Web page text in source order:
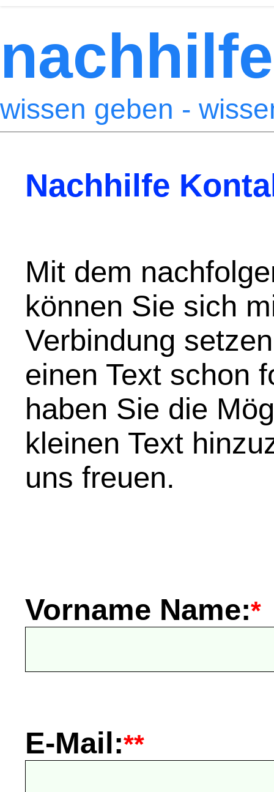
wissen geben -
Nachhilfe
Mit dem
können Sie sich
Verbindung
einen Text schon
haben Sie die
kleinen Text
uns freuen.
Vorname Name:*
E-Mail:**